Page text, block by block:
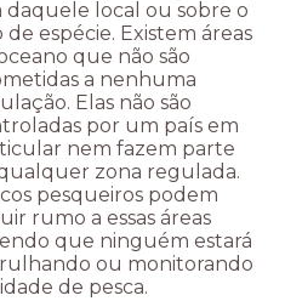
daquele local ou sobre o
de espécie. Existem áreas
que não são
a nenhuma
Elas não são
por um país em
nem fazem parte
zona regulada.
pesqueiros podem
rumo a essas áreas
que ninguém estará
ou monitorando
de pesca.